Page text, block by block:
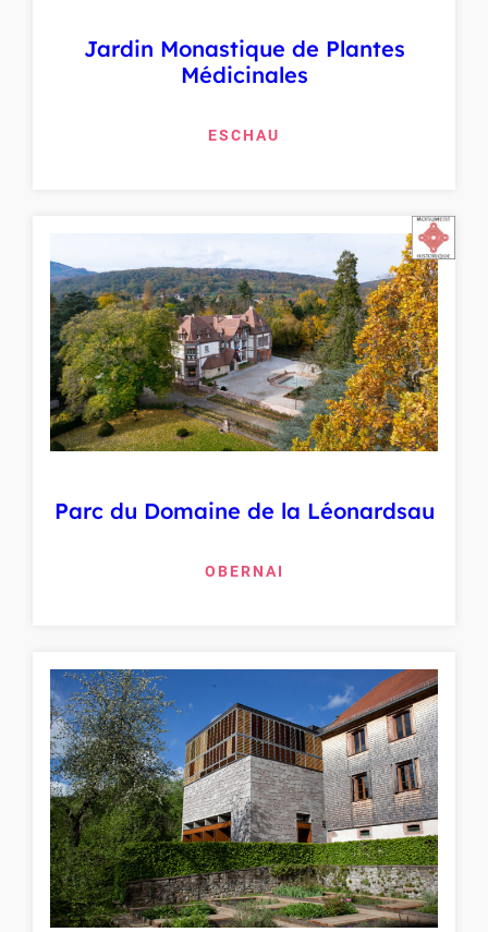
Jardin Monastique de Plantes
Médicinales
ESCHAU
Parc du Domaine de la Léonardsau
OBERNAI